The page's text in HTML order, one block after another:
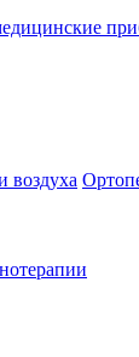
воздуха